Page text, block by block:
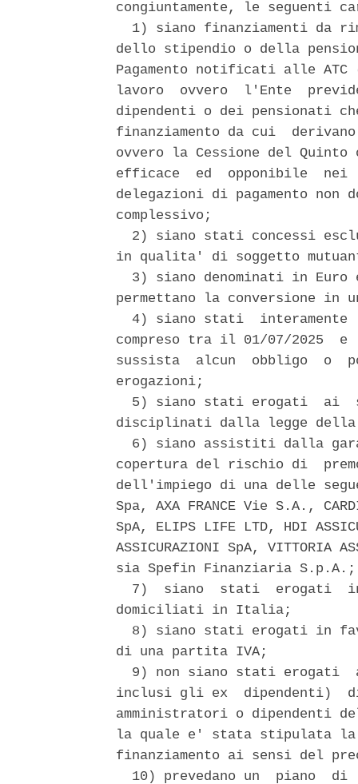
congiuntamente, le seguenti
1) siano finanziamenti da
dello stipendio o della
Pagamento notificati alle
lavoro  ovvero  l'Ente
dipendenti o dei pensionati
finanziamento da cui
ovvero la Cessione del Quinto
efficace  ed  opponibile  nei
delegazioni di pagamento non
complessivo;
2) siano stati concessi
in qualita' di soggetto
3) siano denominati in Euro
permettano la conversione
4) siano stati  interamente
compreso tra il 01/07/2025
sussista  alcun  obbligo
erogazioni;
5) siano stati erogati  ai
disciplinati dalla legge
6) siano assistiti dalla
copertura del rischio di
dell'impiego di una delle
Spa, AXA FRANCE Vie S.A.,
SpA, ELIPS LIFE LTD, HDI
ASSICURAZIONI SpA,
sia Spefin Finanziaria
7)  siano  stati  erogati
domiciliati in Italia;
8) siano stati erogati in
di una partita IVA;
9) non siano stati erogati
inclusi gli ex  dipendenti)
amministratori o dipendenti
la quale e' stata stipulata
finanziamento ai sensi del
10) prevedano un  piano  di